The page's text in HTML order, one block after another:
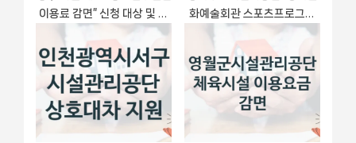
이용료 감면” 신청 대상 및 자
격 조건 – (재)연천군청소년
육성재단
화예술회관 스포츠프로그램
수강료 감면” 지원사업 자격
조건과 신청 일정